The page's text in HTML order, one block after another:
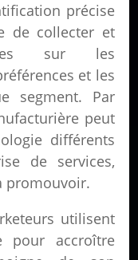
précise
de collecter et
sur les
et les
segment. Par
peut
différents
de services,
promouvoir.
utilisent
pour accroître